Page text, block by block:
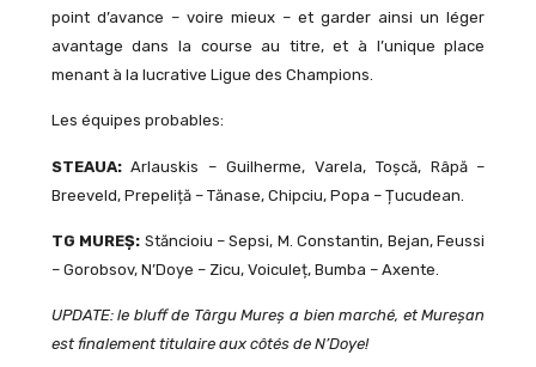
point d’avance – voire mieux – et garder ainsi un léger
avantage dans la course au titre, et à l’unique place
menant à la lucrative Ligue des Champions.
Les équipes probables:
STEAUA:Arlauskis – Guilherme, Varela, Toșcă, Râpă –
Breeveld, Prepeliță – Tănase, Chipciu, Popa – Țucudean.
TG MUREȘ: Stăncioiu – Sepsi, M. Constantin, Bejan, Feussi
– Gorobsov, N’Doye – Zicu, Voiculeț, Bumba – Axente.
UPDATE: le bluff de Târgu Mureș a bien marché, et Mureșan
est finalement titulaire aux côtés de N’Doye!